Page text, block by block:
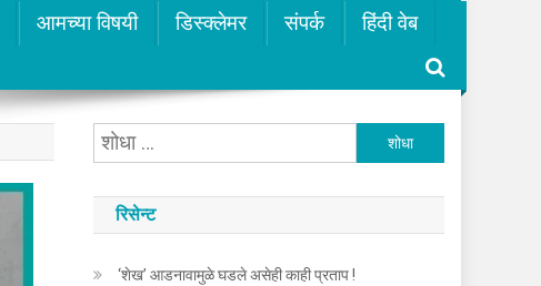
आमच्या विषयी डिस्क्लेमर संपर्क हिंदी वेब
यांचा
रिसेन्ट
‘शेख’ आडनावामुळे घडले असेही काही प्रताप !